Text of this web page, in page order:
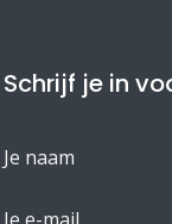
Schrijf je in
Je naam